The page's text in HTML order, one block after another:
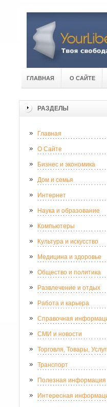
ГЛАВНАЯ О САЙТЕ
РАЗДЕЛЫ
Главная
О Сайте
Бизнес и экономика
Дом и семья
Интернет
Наука и образование
Компьютеры
Культура и искусство
Медицина и здоровье
Общество и политика
Развлечение и отдых
Работа и карьера
Справочная
СМИ и новости
Торговля, Товары,
Транспорт
Полезная информация
Интересная